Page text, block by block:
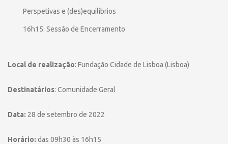
Perspetivas e (des)equilíbrios
16h15: Sessão de Encerramento
Local de realização: Fundação Cidade de Lisboa (Lisboa)
Destinatários: Comunidade Geral
Data: 28 de setembro de 2022
Horário: das 09h30 às 16h15